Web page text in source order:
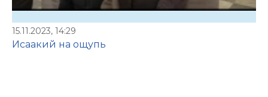
15.11.2023, 14:29
Исаакий на ощупь